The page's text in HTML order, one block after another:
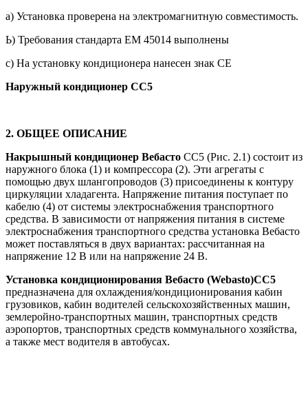
а) Установка проверена на электромагнитную совместимость.
Ь) Требования стандарта ЕМ 45014 выполнены
с) На установку кондиционера нанесен знак СЕ
Наружный кондиционер СС5
2. ОБЩЕЕ ОПИСАНИЕ
Накрышный кондиционер Вебасто СС5 (Рис. 2.1) состоит из
наружного блока (1) и компрессора (2). Эти агрегаты с
помощью двух шлангопроводов (3) присоединены к контуру
циркуляции хладагента. Напряжение питания поступает по
кабелю (4) от системы электроснабжения транспортного
средства. В зависимости от напряжения питания в системе
электроснабжения транспортного средства установка Вебасто
может поставляться в двух вариантах: рассчитанная на
напряжение 12 В или на напряжение 24 В.
Установка кондиционирования Вебасто (Webasto)СС5
предназначена для охлаждения/кондиционирования кабин
грузовиков, кабин водителей сельскохозяйственных машин,
землеройно-транспортных машин, транспортных средств
аэропортов, транспортных средств коммунального хозяйства,
а также мест водителя в автобусах.